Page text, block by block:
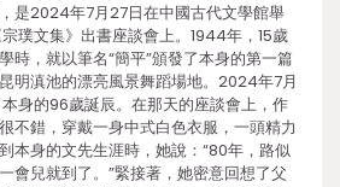
是2024年7月27日在中國古代文學館舉
璞文集》出書座談會上。1944年，15歲
時，就以筆名“簡平”頒發了本身的第一篇
明滇池的漂亮風景舞蹈場地。2024年7月
身的96歲誕辰。在那天的座談會上，作
不錯，穿戴一身中式白色衣服，一頭精力
本身的文先生涯時，她說：“80年，路似
會兒就到了。”緊接著，她密意回想了父